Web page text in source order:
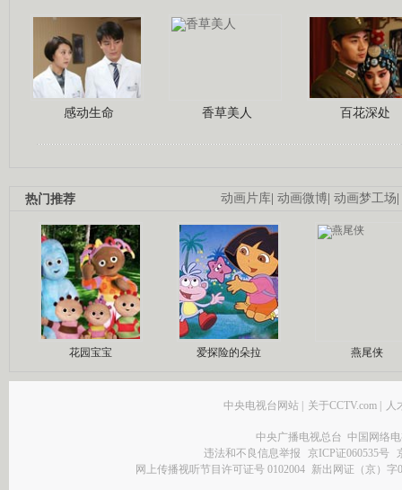
感动生命 香草美人 百花深处
动画片库 动画微博 动画梦工场
热门推荐
花园宝宝 爱探险的朵拉 燕尾侠
中央电视台网站 关于CCTV.com 人
中央广播电视总台 中国网络
违法和不良信息举报
京ICP证060535号
网上传播视听节目许可证号 0102004 新出网证（京）